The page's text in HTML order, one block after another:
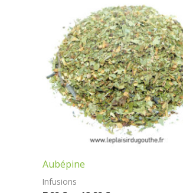
Aubépine
Infusions
prix :
7,00 €
à
12,00 €